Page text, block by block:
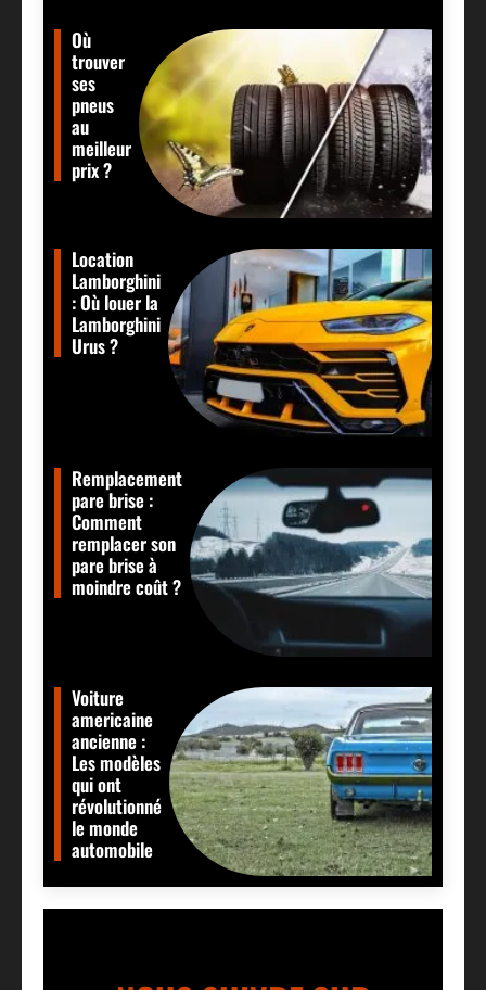
Où
trouver
ses
pneus
au
meilleur
prix ?
Location
Lamborghini
: Où louer la
Lamborghini
Urus ?
Remplacement
pare brise :
Comment
remplacer son
pare brise à
moindre coût ?
Voiture
americaine
ancienne :
Les modèles
qui ont
révolutionné
le monde
automobile